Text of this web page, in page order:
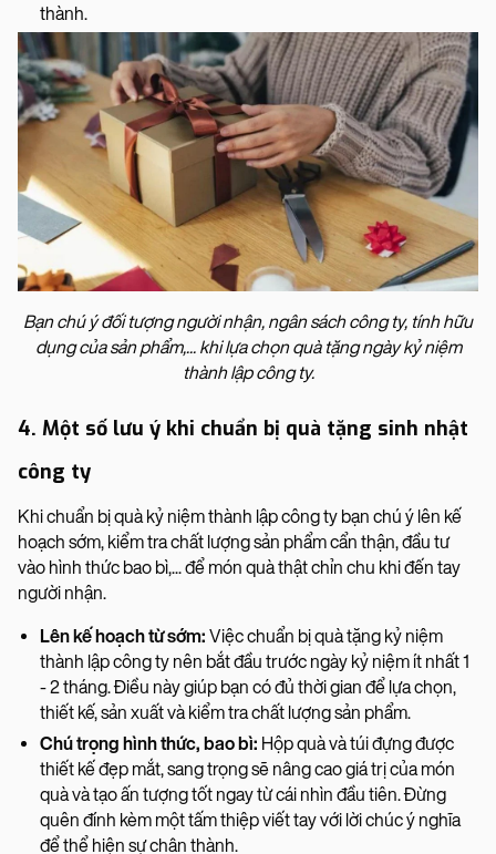
thành.
Bạn chú ý đối tượng người nhận, ngân sách công ty, tính hữu
dụng của sản phẩm,... khi lựa chọn quà tặng ngày kỷ niệm
thành lập công ty.
4. Một số lưu ý khi chuẩn bị quà tặng sinh nhật
công ty
Khi chuẩn bị quà kỷ niệm thành lập công ty bạn chú ý lên kế
hoạch sớm, kiểm tra chất lượng sản phẩm cẩn thận, đầu tư
vào hình thức bao bì,... để món quà thật chỉn chu khi đến tay
người nhận.
Lên kế hoạch từ sớm: Việc chuẩn bị quà tặng kỷ niệm
thành lập công ty nên bắt đầu trước ngày kỷ niệm ít nhất 1
- 2 tháng. Điều này giúp bạn có đủ thời gian để lựa chọn,
thiết kế, sản xuất và kiểm tra chất lượng sản phẩm.
Chú trọng hình thức, bao bì: Hộp quà và túi đựng được
thiết kế đẹp mắt, sang trọng sẽ nâng cao giá trị của món
quà và tạo ấn tượng tốt ngay từ cái nhìn đầu tiên. Đừng
quên đính kèm một tấm thiệp viết tay với lời chúc ý nghĩa
để thể hiện sự chân thành.